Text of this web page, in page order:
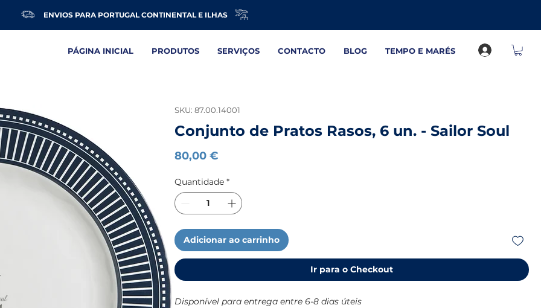
ENVIOS PARA PORTUGAL CONTINENTAL E ILHAS
PÁGINA INICIAL PRODUTOS SERVIÇOS CONTACTO BLOG TEMPO E MARÉS
SKU: 87.00.14001
Conjunto de Pratos Rasos, 6 un. - Sailor Soul
80,00 €
Quantidade *
Adicionar ao carrinho
Ir para o Checkout
Disponível para entrega entre 6-8 dias úteis